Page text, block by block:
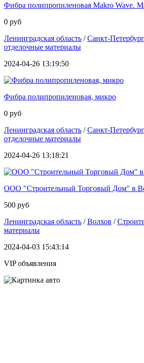
Фибра полипропиленовая Makro Wave.
0 руб
Ленинградская область /Санкт-Петербург
отделочные материалы
2024-04-26 13:19:50
Фибра полипропиленовая, микро
0 руб
Ленинградская область /Санкт-Петербург
отделочные материалы
2024-04-26 13:18:21
ООО "Строительный Торговый Дом" в
500 руб
Ленинградская область /Волхов /
материалы
2024-04-03 15:43:14
VIP объявления